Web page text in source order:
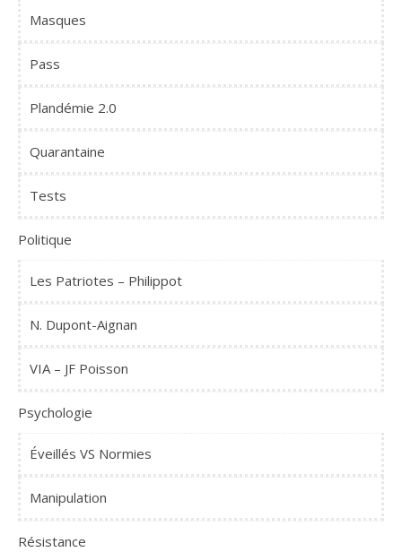
Masques
Pass
Plandémie 2.0
Quarantaine
Tests
Politique
Les Patriotes – Philippot
N. Dupont-Aignan
VIA – JF Poisson
Psychologie
Éveillés VS Normies
Manipulation
Résistance